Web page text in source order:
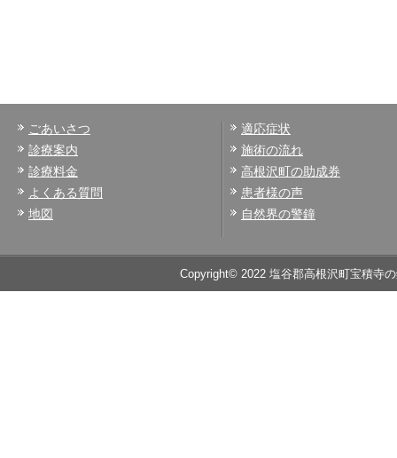
ごあいさつ
診療案内
診療料金
よくある質問
地図
適応症状
施術の流れ
高根沢町の助成券
患者様の声
自然界の警鐘
Copyright© 2022 塩谷郡高根沢町宝積寺